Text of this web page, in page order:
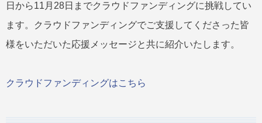
日から11月28日までクラウドファンディングに挑戦してい
ます。クラウドファンディングでご支援してくださった皆
様をいただいた応援メッセージと共に紹介いたします。
クラウドファンディングはこちら